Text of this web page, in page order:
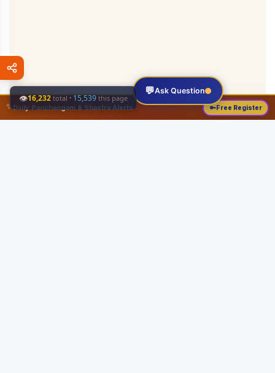
💬Ask Question
✨ Daily Panchangam & Shastra Alerts 🔑Free Register
👁16,232 total · 15,539 this page